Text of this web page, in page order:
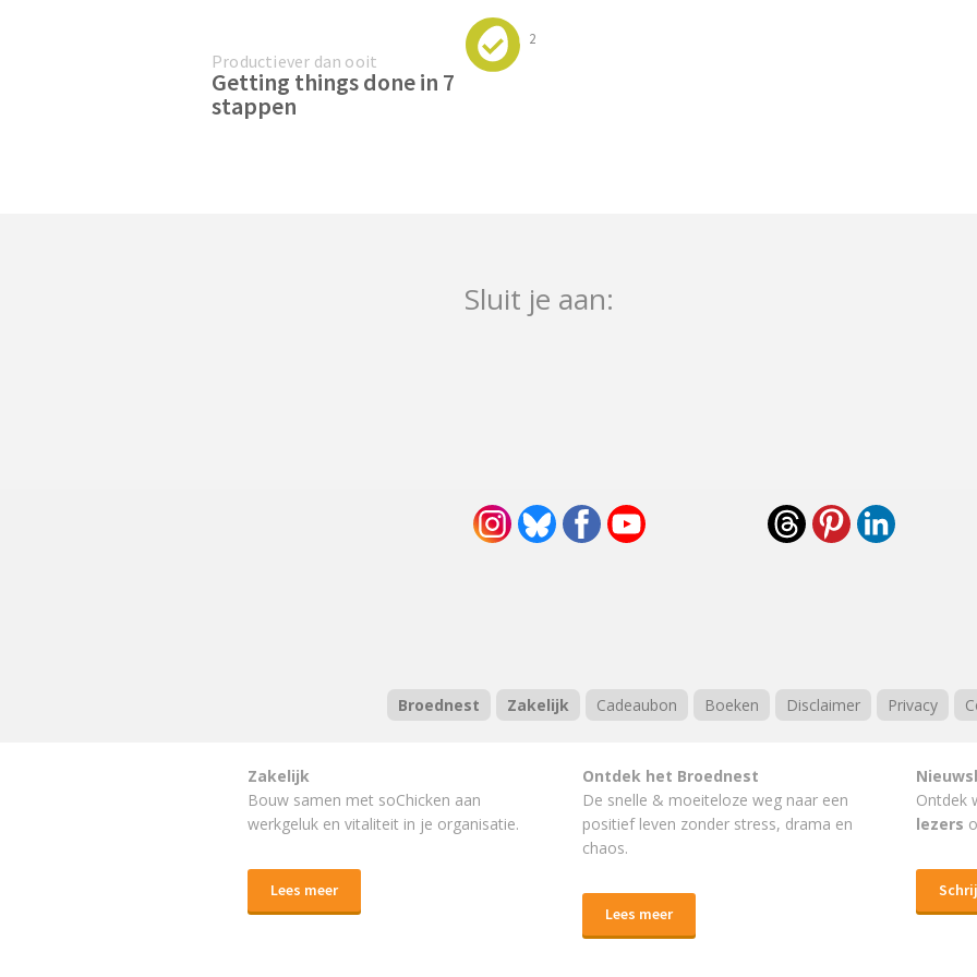
2
Productiever dan ooit
Getting things done in 7
stappen
Sluit je aan:
Broednest Zakelijk Cadeaubon Boeken Disclaimer Privacy
Zakelijk
Bouw samen met soChicken aan
werkgeluk en vitaliteit in je organisatie.
Lees meer
Ontdek het Broednest
De snelle & moeiteloze weg naar een
positief leven zonder stress, drama en
chaos.
Lees meer
Ontdek
lezers